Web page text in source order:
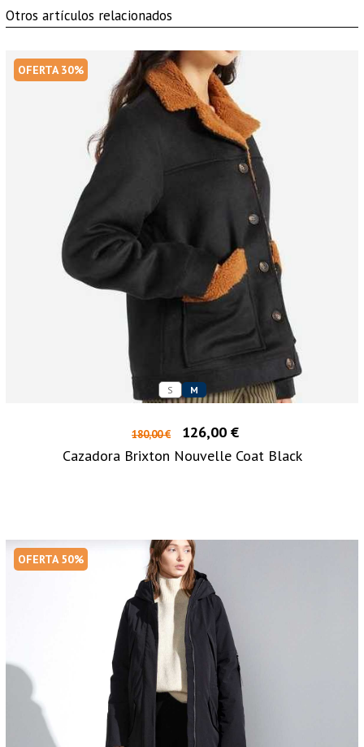
Otros artículos relacionados
OFERTA 30%
S M
180,00 €
126,00 €
Cazadora Brixton Nouvelle Coat Black
OFERTA 50%